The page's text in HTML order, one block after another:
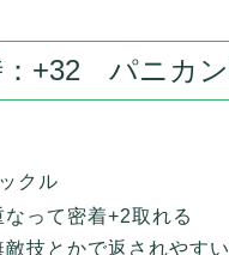
：+32 パニカ
クル
って密着+2取れる
技とかで返されやす